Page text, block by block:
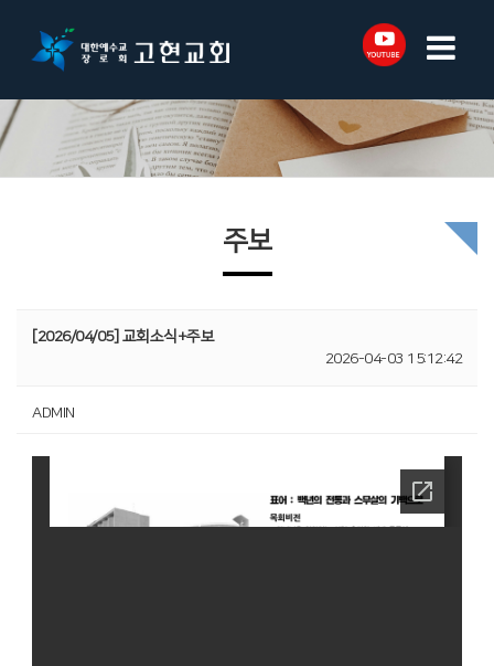
주보
[2026/04/05] 교회소식+주보
2026-04-03 15:12:42
ADMIN